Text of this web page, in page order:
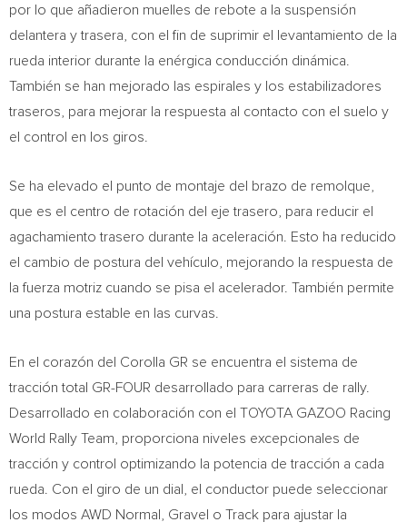
por lo que añadieron muelles de rebote a la suspensión
delantera y trasera, con el fin de suprimir el levantamiento de la
rueda interior durante la enérgica conducción dinámica.
También se han mejorado las espirales y los estabilizadores
traseros, para mejorar la respuesta al contacto con el suelo y
el control en los giros.
Se ha elevado el punto de montaje del brazo de remolque,
que es el centro de rotación del eje trasero, para reducir el
agachamiento trasero durante la aceleración. Esto ha reducido
el cambio de postura del vehículo, mejorando la respuesta de
la fuerza motriz cuando se pisa el acelerador. También permite
una postura estable en las curvas.
En el corazón del Corolla GR se encuentra el sistema de
tracción total GR-FOUR desarrollado para carreras de rally.
Desarrollado en colaboración con el TOYOTA GAZOO Racing
World Rally Team, proporciona niveles excepcionales de
tracción y control optimizando la potencia de tracción a cada
rueda. Con el giro de un dial, el conductor puede seleccionar
los modos AWD Normal, Gravel o Track para ajustar la